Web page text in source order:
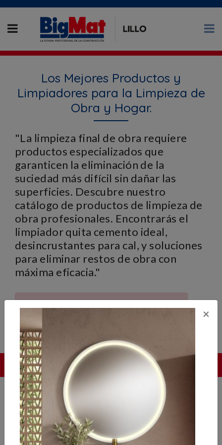
Los Mejores Productos y
Limpiadores para la Limpieza de
Obra y Hogar.
"La limpieza final de obra requiere
productos especializados que
garanticen la eliminación de la
suciedad más difícil sin dañar las
superficies. Descubre nuestro
catálogo de productos de limpieza de
obra profesionales. Encontrarás el
limpiador quita cemento ideal,
desincrustantes para cal, y soluciones
para eliminar restos de obra con
máxima eficacia."
BigMat Lillo, Ciudad Real, Miguelturra y Almodóvar del
Campo
×